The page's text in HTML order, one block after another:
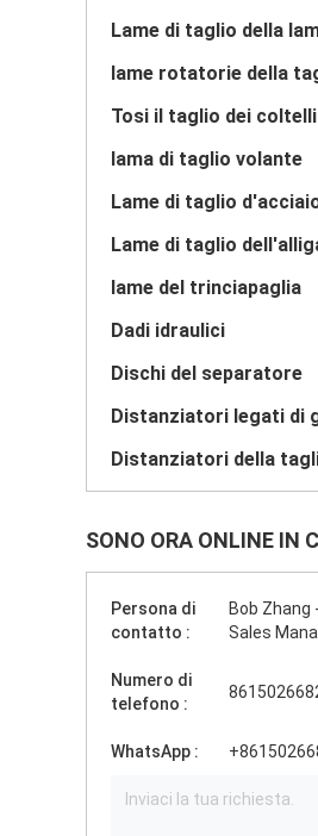
lame rotatorie della
Tosi il taglio dei coltelli
lama di taglio volante
Lame di taglio
Lame di taglio
lame del trinciapaglia
Dadi idraulici
Dischi del separatore
Distanziatori legati di
Distanziatori della
SONO ORA ONLINE IN
Persona di
contatto :
Bob Zhang
Sales
Numero di
telefono :
WhatsApp :